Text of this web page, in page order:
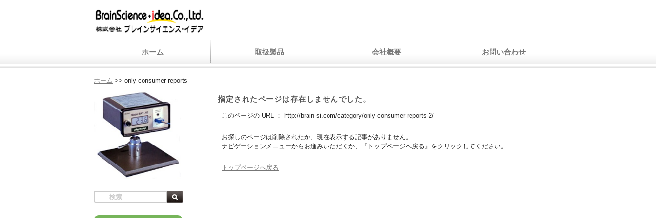
ホーム 取扱製品 会社概要 お問い合わせ
ホーム >> only consumer reports
指定されたページは存在しませんでした。
このページの URL ： http://brain-si.com/category/only-consumer-reports-2/
お探しのページは削除されたか、現在表示する記事がありません。
ナビゲーションメニューからお進みいただくか、『トップページへ戻る』をクリックしてください。
トップページへ戻る